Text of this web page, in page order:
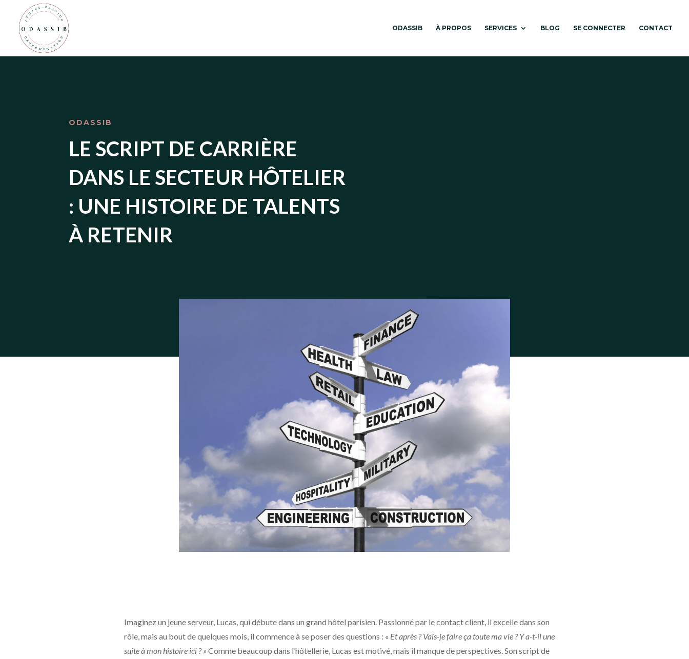
ODASSIB À PROPOS SERVICES BLOG SE CONNECTER CONTACT
ODASSIB
LE SCRIPT DE CARRIÈRE
DANS LE SECTEUR HÔTELIER
: UNE HISTOIRE DE TALENTS
À RETENIR
Imaginez un jeune serveur, Lucas, qui débute dans un grand hôtel parisien. Passionné par le contact client, il excelle dans son
rôle, mais au bout de quelques mois, il commence à se poser des questions : « Et après ? Vais-je faire ça toute ma vie ? Y a-t-il une
suite à mon histoire ici ? » Comme beaucoup dans l’hôtellerie, Lucas est motivé, mais il manque de perspectives. Son script de